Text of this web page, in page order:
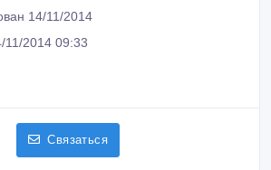
14/11/2014
11/2014 09:33
Связаться